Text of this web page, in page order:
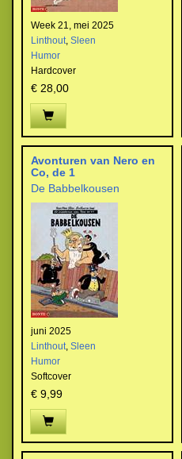
Week 21, mei 2025
Linthout, Sleen
Humor
Hardcover
€ 28,00
Avonturen van Nero en
Co, de 1
De Babbelkousen
juni 2025
Linthout, Sleen
Humor
Softcover
€ 9,99